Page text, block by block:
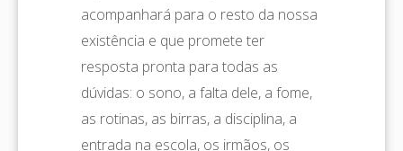
acompanhará para o resto da nossa
existência e que promete ter
resposta pronta para todas as
dúvidas: o sono, a falta dele, a fome,
as rotinas, as birras, a disciplina, a
entrada na escola, os irmãos, os